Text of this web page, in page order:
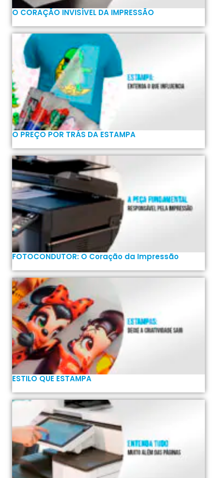
O CORAÇÃO INVISÍVEL DA IMPRESSÃO
O PREÇO POR TRÁS DA ESTAMPA
FOTOCONDUTOR: O Coração da Impressão
ESTILO QUE ESTAMPA